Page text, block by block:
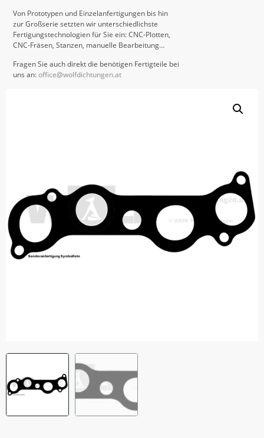
Von Prototypen und Einzelanfertigungen bis hin
zur Großserie setzten wir unterschiedlichste
Fertigungstechnologien für Sie ein: CNC-Plotten,
CNC-Fräsen, Stanzen, manuelle Bearbeitung…
Fragen Sie auch direkt die benötigen Fertigteile bei
uns an:office@wolfdichtungen.at